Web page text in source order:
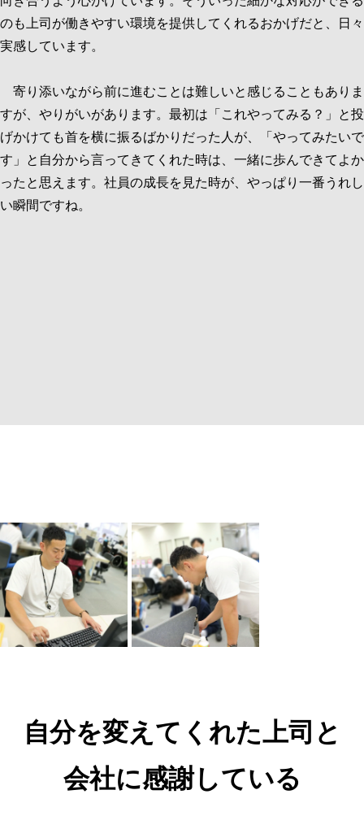
のも上司が働きやすい環境を提供してくれるおかげだと、日々
実感しています。
寄り添いながら前に進むことは難しいと感じることもありま
すが、やりがいがあります。最初は「これやってみる？」と投
げかけても首を横に振るばかりだった人が、「やってみたいで
す」と自分から言ってきてくれた時は、一緒に歩んできてよか
ったと思えます。社員の成長を見た時が、やっぱり一番うれし
い瞬間ですね。
自分を変えてくれた上司と
会社に感謝している